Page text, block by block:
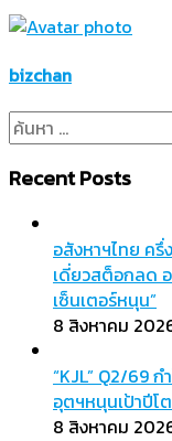
bizchan
ค้นหา
สำหรับ:
Recent Posts
อสังหาฯไทย ค
เดี่ยวสต็อกลด
เซ็นเตอร์หนุน”
8 สิงหาคม
“KJL” Q2/69 ก
อุตฯหนุนเป้าปีโต
8 สิงหาคม